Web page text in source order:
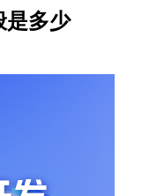
是多少